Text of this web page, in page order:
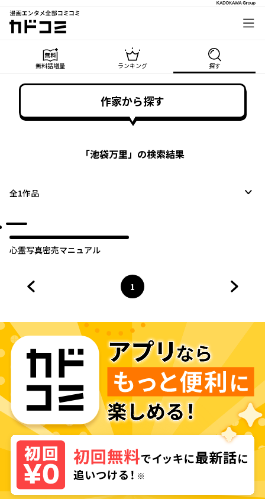
漫画エンタメ全部コミコミ
カドコミ
無料話増量 ランキング 探す
作家から探す
「池袋万里」の検索結果
全1作品
心霊写真密売マニュアル
ページ
1
へ